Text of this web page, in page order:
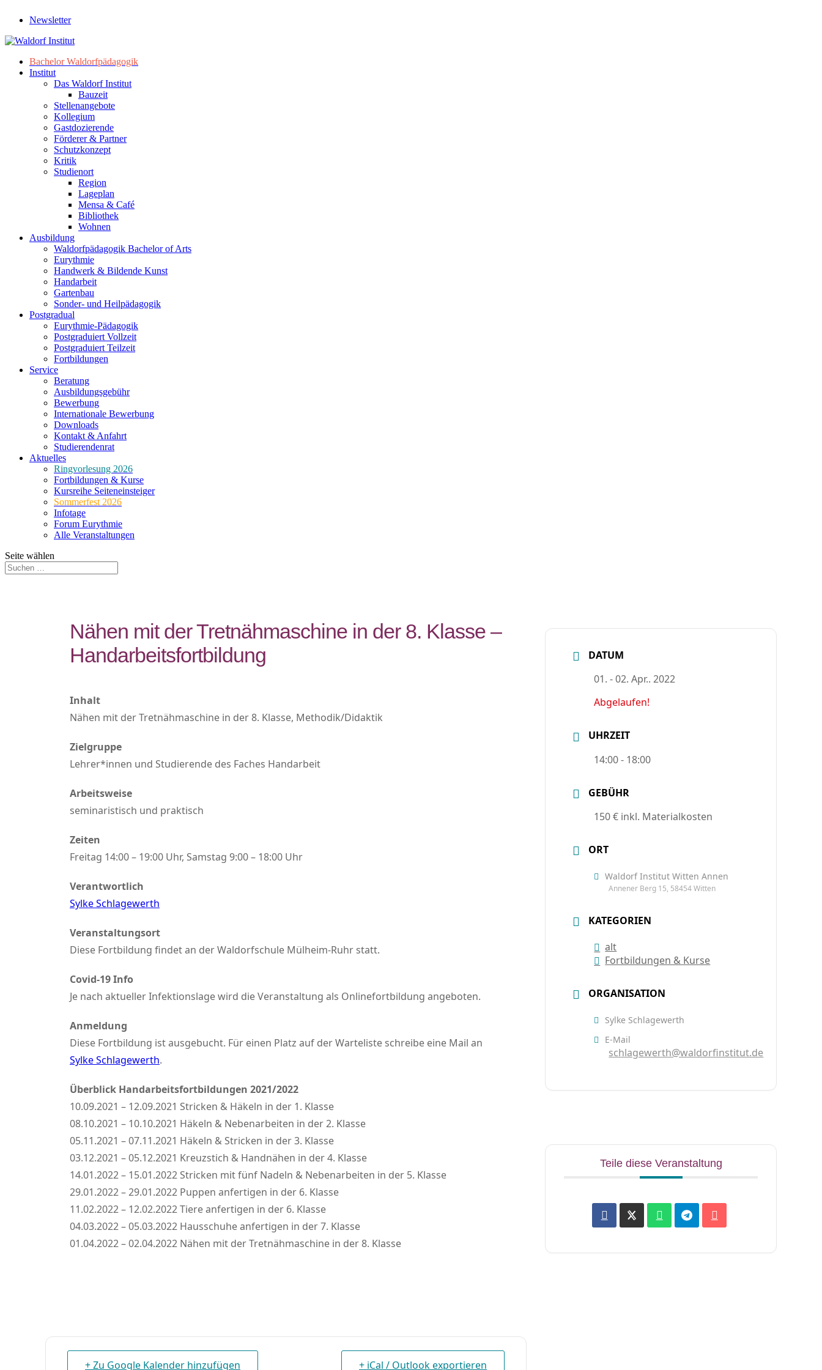
Newsletter
Bachelor Waldorfpädagogik
Institut
Das Waldorf Institut
Bauzeit
Stellenangebote
Kollegium
Gastdozierende
Förderer & Partner
Schutzkonzept
Kritik
Studienort
Region
Lageplan
Mensa & Café
Bibliothek
Wohnen
Ausbildung
Waldorfpädagogik Bachelor of Arts
Eurythmie
Handwerk & Bildende Kunst
Handarbeit
Gartenbau
Sonder- und Heilpädagogik
Postgradual
Eurythmie-Pädagogik
Postgraduiert Vollzeit
Postgraduiert Teilzeit
Fortbildungen
Service
Beratung
Ausbildungsgebühr
Bewerbung
Internationale Bewerbung
Downloads
Kontakt & Anfahrt
Studierendenrat
Aktuelles
Ringvorlesung 2026
Fortbildungen & Kurse
Kursreihe Seiteneinsteiger
Sommerfest 2026
Infotage
Forum Eurythmie
Alle Veranstaltungen
Seite wählen
Nähen mit der Tretnähmaschine in der 8. Klasse –
Handarbeitsfortbildung
Inhalt
Nähen mit der Tretnähmaschine in der 8. Klasse, Methodik/Didaktik
Zielgruppe
Lehrer*innen und Studierende des Faches Handarbeit
Arbeitsweise
seminaristisch und praktisch
Zeiten
Freitag 14:00 – 19:00 Uhr, Samstag 9:00 – 18:00 Uhr
Verantwortlich
Sylke Schlagewerth
Veranstaltungsort
Diese Fortbildung findet an der Waldorfschule Mülheim-Ruhr statt.
Covid-19 Info
Je nach aktueller Infektionslage wird die Veranstaltung als Onlinefortbildung angeboten.
Anmeldung
Diese Fortbildung ist ausgebucht. Für einen Platz auf der Warteliste schreibe eine Mail an
Sylke Schlagewerth.
Überblick Handarbeitsfortbildungen 2021/2022
10.09.2021 – 12.09.2021 Stricken & Häkeln in der 1. Klasse
08.10.2021 – 10.10.2021 Häkeln & Nebenarbeiten in der 2. Klasse
05.11.2021 – 07.11.2021 Häkeln & Stricken in der 3. Klasse
03.12.2021 – 05.12.2021 Kreuzstich & Handnähen in der 4. Klasse
14.01.2022 – 15.01.2022 Stricken mit fünf Nadeln & Nebenarbeiten in der 5. Klasse
29.01.2022 – 29.01.2022 Puppen anfertigen in der 6. Klasse
11.02.2022 – 12.02.2022 Tiere anfertigen in der 6. Klasse
04.03.2022 – 05.03.2022 Hausschuhe anfertigen in der 7. Klasse
01.04.2022 – 02.04.2022 Nähen mit der Tretnähmaschine in der 8. Klasse
+ Zu Google Kalender hinzufügen + iCal / Outlook exportieren
DATUM
01. - 02. Apr.. 2022
Abgelaufen!
UHRZEIT
14:00 - 18:00
GEBÜHR
150 € inkl. Materialkosten
ORT
Waldorf Institut Witten Annen
Annener Berg 15, 58454 Witten
KATEGORIEN
alt
Fortbildungen & Kurse
ORGANISATION
Sylke Schlagewerth
E-Mail
schlagewerth@waldorfinstitut.de
Teile diese Veranstaltung